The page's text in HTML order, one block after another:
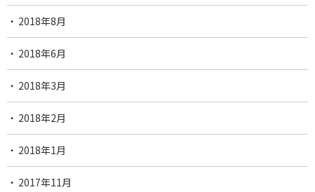
2018年8月
2018年6月
2018年3月
2018年2月
2018年1月
2017年11月